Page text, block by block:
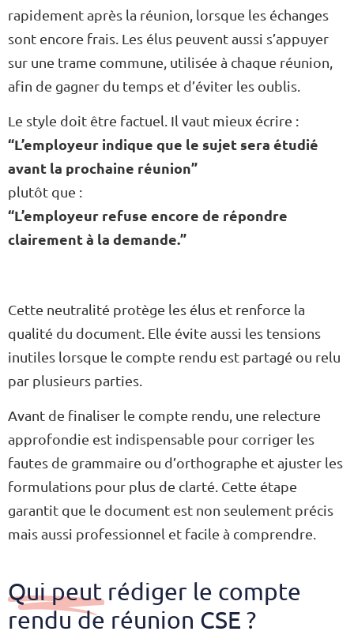
rapidement après la réunion, lorsque les échanges
sont encore frais. Les élus peuvent aussi s’appuyer
sur une trame commune, utilisée à chaque réunion,
afin de gagner du temps et d’éviter les oublis.
Le style doit être factuel. Il vaut mieux écrire :
“L’employeur indique que le sujet sera étudié
avant la prochaine réunion”
plutôt que :
“L’employeur refuse encore de répondre
clairement à la demande.”
Cette neutralité protège les élus et renforce la
qualité du document. Elle évite aussi les tensions
inutiles lorsque le compte rendu est partagé ou relu
par plusieurs parties.
Avant de finaliser le compte rendu, une relecture
approfondie est indispensable pour corriger les
fautes de grammaire ou d’orthographe et ajuster les
formulations pour plus de clarté. Cette étape
garantit que le document est non seulement précis
mais aussi professionnel et facile à comprendre.
Qui peut rédiger le compte
rendu de réunion CSE ?